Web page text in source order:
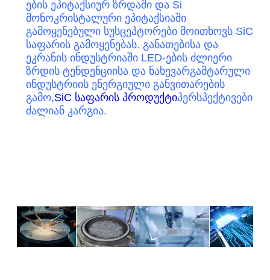
ების ეპიტაქსიურ ზრდაში და Si
მონოკრისტალური ეპიტაქსიაში
გამოყენებული სუსცეპტორები მოითხოვს SiC
საფარის გამოყენებას. განათებისა და
ეკრანის ინდუსტრიაში LED-ების ძლიერი
ზრდის ტენდენციისა და ნახევარგამტარული
ინდუსტრიის ენერგიული განვითარების
გამო,SiC საფარის პროდუქტიპერსპექტივები
ძალიან კარგია.